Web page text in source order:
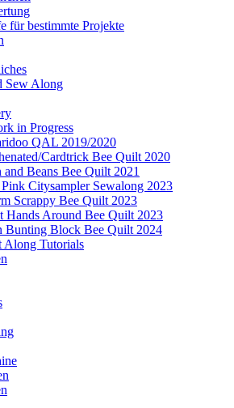
für bestimmte Projekte
Sew Along
in Progress
QAL 2019/2020
Cardtrick Bee Quilt 2020
and Beans Bee Quilt 2021
Citysampler Sewalong 2023
Scrappy Bee Quilt 2023
Hands Around Bee Quilt 2023
Bunting Block Bee Quilt 2024
Along Tutorials